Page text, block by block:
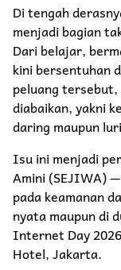
Di tengah
menjadi bagian
Dari belajar,
kini bersentuhan
peluang
diabaikan, yakni
daring maupun
Isu ini menjadi
Amini (SEJIWA)
pada keamanan
nyata maupun di
Internet Day
Hotel, Jakarta.